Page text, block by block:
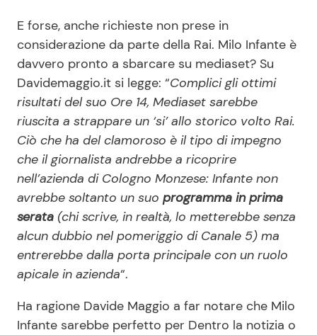
E forse, anche richieste non prese in
considerazione da parte della Rai. Milo Infante è
davvero pronto a sbarcare su mediaset? Su
Davidemaggio.it si legge: “Complici gli ottimi
risultati del suo Ore 14, Mediaset sarebbe
riuscita a strappare un ‘si’ allo storico volto Rai.
Ciò che ha del clamoroso è il tipo di impegno
che il giornalista andrebbe a ricoprire
nell’azienda di Cologno Monzese: Infante non
avrebbe soltanto un suo programma in prima
serata (chi scrive, in realtà, lo metterebbe senza
alcun dubbio nel pomeriggio di Canale 5) ma
entrerebbe dalla porta principale con un ruolo
apicale in azienda“.
Ha ragione Davide Maggio a far notare che Milo
Infante sarebbe perfetto per Dentro la notizia o